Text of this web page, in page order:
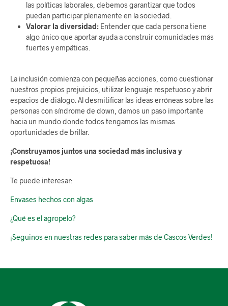
las políticas laborales, debemos garantizar que todos
puedan participar plenamente en la sociedad.
Valorar la diversidad:Entender que cada persona tiene
algo único que aportar ayuda a construir comunidades más
fuertes y empáticas.
La inclusión comienza con pequeñas acciones, como cuestionar
nuestros propios prejuicios, utilizar lenguaje respetuoso y abrir
espacios de diálogo. Al desmitificar las ideas erróneas sobre las
personas con síndrome de down, damos un paso importante
hacia un mundo donde todos tengamos las mismas
oportunidades de brillar.
¡Construyamos juntos una sociedad más inclusiva y
respetuosa!
Te puede interesar:
Envases hechos con algas
¿Qué es el agropelo?
¡Seguinos en nuestras redes para saber más de Cascos Verdes!